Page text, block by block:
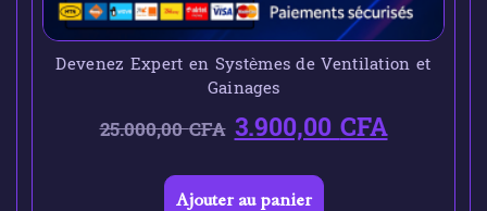
Devenez Expert en Systèmes de Ventilation et
Gainages
25.000,00CFA 3.900,00CFA
Ajouter au panier